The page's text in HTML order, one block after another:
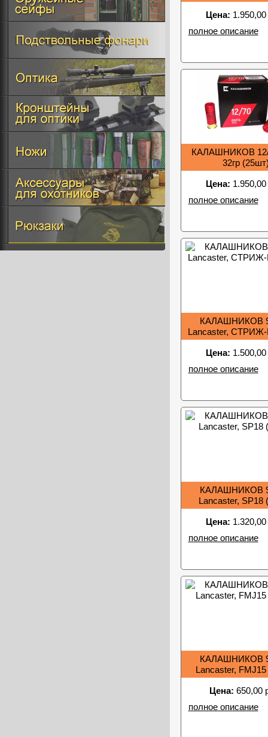
Цена:
полное описание
КАЛАШНИКОВ
32гр
Цена:
полное описание
КАЛАШНИКОВ
Lancaster,
Цена:
полное описание
КАЛАШНИКОВ
Lancaster, SP18
Цена:
полное описание
КАЛАШНИКОВ
Lancaster,
Цена: 650,00
полное описание